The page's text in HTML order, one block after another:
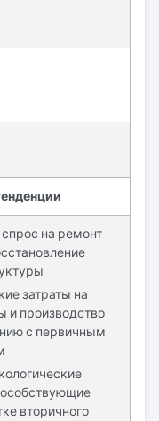
на ремонт
затраты на
и производство
с первичным
вторичного